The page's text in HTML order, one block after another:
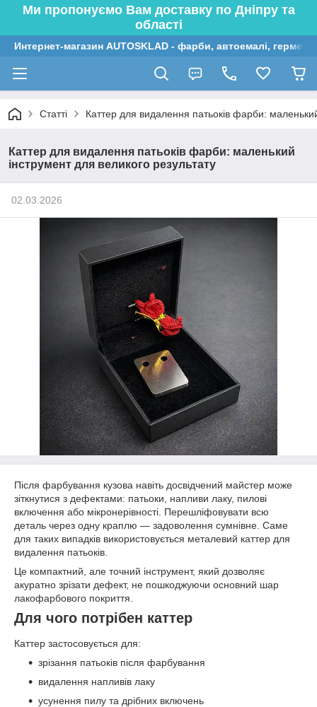
Ми пропонуємо Вам доставку по Дніпру та
області
Интернет-магазин AUTOSKLAD - фарби, автоемалі,
Статті Каттер для видалення патьоків фарби:
Каттер для видалення патьоків фарби: маленький
інструмент для великого результату
02.03.2026
Після фарбування кузова навіть досвідчений майстер може
зіткнутися з дефектами: патьоки, напливи лаку, пилові
включення або мікронерівності. Перешліфовувати всю
деталь через одну краплю — задоволення сумнівне. Саме
для таких випадків використовується металевий каттер для
видалення патьоків.
Це компактний, але точний інструмент, який дозволяє
акуратно зрізати дефект, не пошкоджуючи основний шар
лакофарбового покриття.
Для чого потрібен каттер
Каттер застосовується для:
зрізання патьоків після фарбування
видалення напливів лаку
усунення пилу та дрібних включень